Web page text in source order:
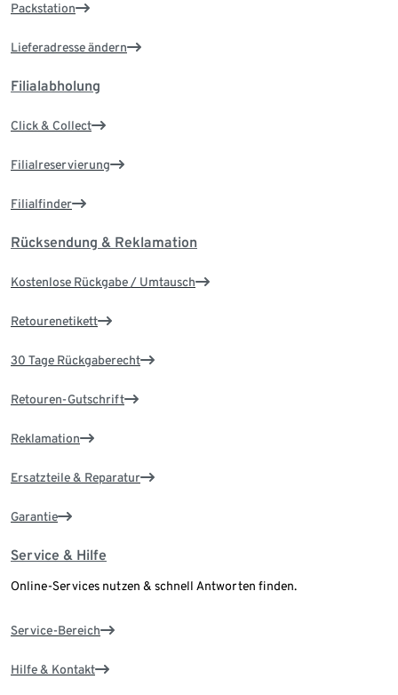
Packstation
Lieferadresse ändern
Filialabholung
Click & Collect
Filialreservierung
Filialfinder
Rücksendung & Reklamation
Kostenlose Rückgabe / Umtausch
Retourenetikett
30 Tage Rückgaberecht
Retouren-Gutschrift
Reklamation
Ersatzteile & Reparatur
Garantie
Service & Hilfe
Online-Services nutzen & schnell Antworten finden.
Service-Bereich
Hilfe & Kontakt